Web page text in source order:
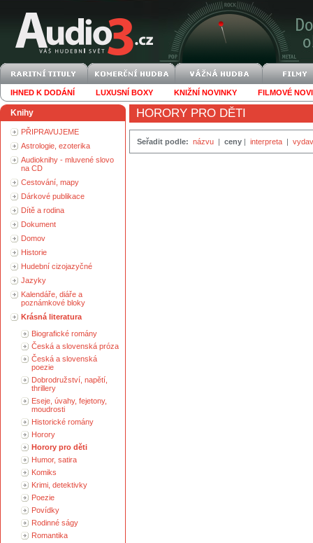
IHNED K DODÁNÍ LUXUSNÍ BOXY KNIŽNÍ NOVINKY FILMOVÉ
Knihy
PŘIPRAVUJEME
Astrologie, ezoterika
Audioknihy - mluvené slovo
na CD
Cestování, mapy
Dárkové publikace
Dítě a rodina
Dokument
Domov
Historie
Hudební cizojazyčné
Jazyky
Kalendáře, diáře a
poznámkové bloky
Krásná literatura
Biografické romány
Česká a slovenská próza
Česká a slovenská
poezie
Dobrodružství, napětí,
thrillery
Eseje, úvahy, fejetony,
moudrosti
Historické romány
Horory
Horory pro děti
Humor, satira
Komiks
Krimi, detektivky
Poezie
Povídky
Rodinné ságy
Romantika
HORORY PRO DĚTI
Seřadit podle: názvu | ceny | interpreta |